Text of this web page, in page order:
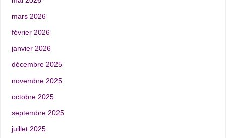
mars 2026
février 2026
janvier 2026
décembre 2025
novembre 2025
octobre 2025
septembre 2025
juillet 2025